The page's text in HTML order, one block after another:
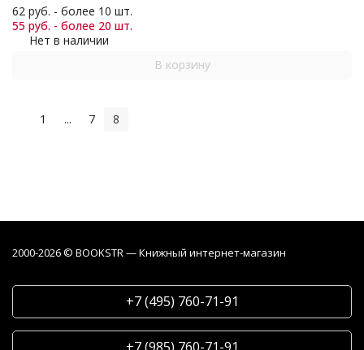
62 руб. - более 10 шт.
55 руб. - более 20 шт.
Нет в наличии
В корзину
1 ... 7 8
2000-2026 © BOOKSTR — Книжный интернет-магазин
+7 (495) 760-71-91